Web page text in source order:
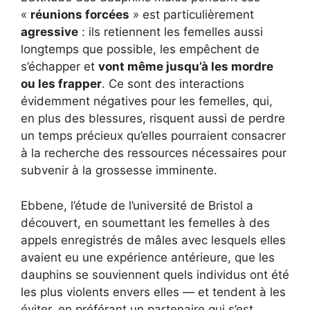
« réunions forcées » est particulièrement
agressive : ils retiennent les femelles aussi
longtemps que possible, les empêchent de
s’échapper et vont même jusqu’à les mordre
ou les frapper. Ce sont des interactions
évidemment négatives pour les femelles, qui,
en plus des blessures, risquent aussi de perdre
un temps précieux qu’elles pourraient consacrer
à la recherche des ressources nécessaires pour
subvenir à la grossesse imminente.
Ebbene, l’étude de l’université de Bristol a
découvert, en soumettant les femelles à des
appels enregistrés de mâles avec lesquels elles
avaient eu une expérience antérieure, que les
dauphins se souviennent quels individus ont été
les plus violents envers elles — et tendent à les